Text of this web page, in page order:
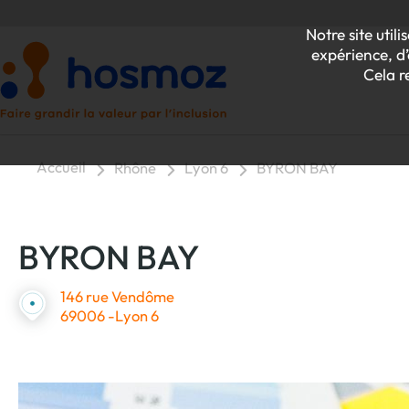
Notre site
expérience,
Cela
Accueil Rhône Lyon 6 BYRON BAY
BYRON BAY
146 rue Vendôme
69006 -Lyon 6